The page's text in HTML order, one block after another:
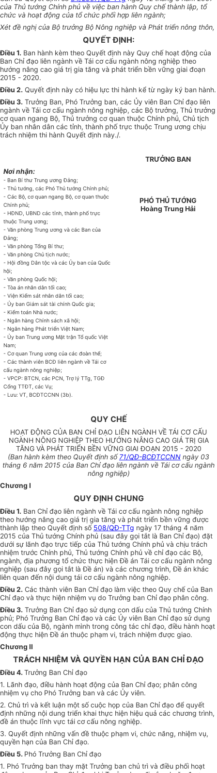
của Thủ tướng Chính phủ về việc ban hành Quy chế thành lập, tổ
chức và hoạt động của tổ chức phối hợp liên ngành;
Xét đề nghị của Bộ trưởng Bộ Nông nghiệp và Phát triển nông thôn,
QUYẾT ĐỊNH:
Điều 1. Ban hành kèm theo Quyết định này Quy chế hoạt động của
Ban Chỉ đạo liên ngành về Tái cơ cấu ngành nông nghiệp theo
hướng nâng cao giá trị gia tăng và phát triển bền vững giai đoạn
2015 - 2020.
Điều 2. Quyết định này có hiệu lực thi hành kể từ ngày ký ban hành.
Điều 3. Trưởng Ban, Phó Trưởng ban, các Ủy viên Ban Chỉ đạo liên
ngành về Tái cơ cấu ngành nông nghiệp, các Bộ trưởng, Thủ trưởng
cơ quan ngang Bộ, Thủ trưởng cơ quan thuộc Chính phủ, Chủ tịch
Ủy ban nhân dân các tỉnh, thành phố trực thuộc Trung ương chịu
trách nhiệm thi hành Quyết định này./.
Nơi nhận:
- Ban Bí thư Trung ương Đảng;
- Thủ tướng, các Phó Thủ tướngChính phủ;
- Các Bộ, cơ quan ngang Bộ, cơ quan thuộc
Chính phủ;
- HĐND, UBND các tỉnh, thành phố trực
thuộc Trung ương;
- Văn phòng Trung ương và các Ban của
Đảng;
- Văn phòng Tổng Bí thư;
- Văn phòng Chủ tịch nước;
- Hội đồng Dân tộc và các Ủy ban của Quốc
hội;
- Văn phòng Quốc hội;
- Tòa án nhân dân tối cao;
- Viện Kiểm sát nhân dân tối cao;
- Ủy ban Giám sát tài chính Quốc gia;
- Kiểm toán Nhà nước;
- Ngân hàng Chính sách xã hội;
- Ngân hàng Phát triển Việt Nam;
- Ủy ban Trung ương Mặt trận Tổ quốc Việt
Nam;
- Cơ quan Trungương của các đoàn thể;
- Các thành viên BCĐ liên ngành về Tái cơ
cấu ngành nông nghiệp;
- VPCP: BTCN, các PCN, Trợ lý TTg, TGĐ
Cổng TTĐT, các Vụ;
- Lưu: VT, BCĐTCCNN (3b).
TRƯỞNG BAN
PHÓ THỦ TƯỚNG
Hoàng Trung Hải
QUY CHẾ
HOẠT ĐỘNG CỦA BAN CHỈ ĐẠO LIÊN NGÀNH VỀ TÁI CƠ CẤU
NGÀNH NÔNG NGHIỆP THEO HƯỚNG NÂNG CAO GIÁ TRỊ GIA
TĂNG VÀ PHÁT TRIỂN BỀN VỮNG GIAI ĐOẠN 2015 - 2020
(Ban hành kèm theo Quyết định số 71/QĐ-BCĐTCCNN ngày 03
tháng 6 năm 2015 của Ban Chỉ đạo liên ngành về Táicơ cấu ngành
nông nghiệp)
Chương I
QUY ĐỊNH CHUNG
Điều 1. Ban Chỉ đạo liên ngành về Tái cơ cấu ngành nông nghiệp
theo hướng nâng cao giá trị gia tăng và phát triển bền vững được
thành lập theo Quyết định số 508/QĐ-TTg ngày 17 tháng 4 năm
2015 của Thủ tướng Chính phủ (sau đây gọi tắt là Ban Chỉ đạo) đặt
dưới sự lãnh đạo trực tiếp của Thủ tướng Chính phủ và chịu trách
nhiệm trước Chính phủ, Thủ tướng Chính phủ về chỉ đạo các Bộ,
ngành, địa phương tổ chức thực hiệnĐề án Tái cơ cấu ngành nông
nghiệp (sau đây gọi tắt là Đề án) và các chương trình, Đề án khác
liên quan đến nội dung tái cơ cấu ngành nông nghiệp.
Điều 2. Các thành viên Ban Chỉ đạo làm việc theo Quy chế của Ban
Chỉ đạo và thực hiện nhiệm vụ do Trưởng ban Chỉ đạo phân công.
Điều 3. Trưởng Ban Chỉ đạo sử dụng con dấu của Thủ tướng Chính
phủ; Phó Trưởng Ban Chỉ đạo và các Ủy viên Ban Chỉ đạo sử dụng
con dấu của Bộ, ngành mình trong công tác chỉ đạo, điều hành hoạt
động thực hiệnĐề án thuộc phạm vi, trách nhiệm được giao.
Chương II
TRÁCH NHIỆM VÀ QUYỀN HẠN CỦA BAN CHỈ ĐẠO
Điều 4. Trưởng Ban Chỉ đạo
1. Lãnh đạo, điều hành hoạt động của Ban Chỉ đạo; phân công
nhiệm vụ cho Phó Trưởng ban và các Ủy viên.
2. Chủ trì và kết luận một số cuộc họp của Ban Chỉ đạo để quyết
định những nội dung triển khai thực hiện hiệu quả các chương trình,
đề án thuộc lĩnh vực tái cơ cấu nông nghiệp.
3. Quyết định những vấn đề thuộc phạm vi, chức năng, nhiệm vụ,
quyền hạn của Ban Chỉ đạo.
Điều 5. Phó Trưởng Ban Chỉ đạo
1. Phó Trưởng ban thay mặt Trưởng ban chủ trì và điều phối hoạt